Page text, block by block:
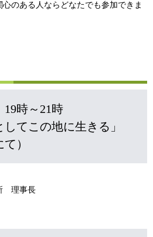
のある人ならどなたでも参加できま
19時～21時
てこの地に生きる」
）
理事長